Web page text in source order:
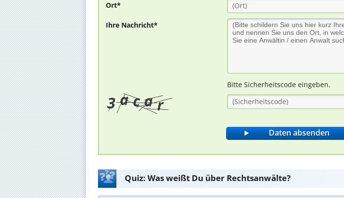
Ort*
Ihre Nachricht*
Bitte Sicherheitscode eingeben.
Quiz: Was weißt Du über Rechtsanwälte?